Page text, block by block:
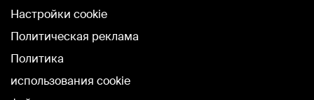
Настройки cookie
Политическая реклама
Политика
использования cookie